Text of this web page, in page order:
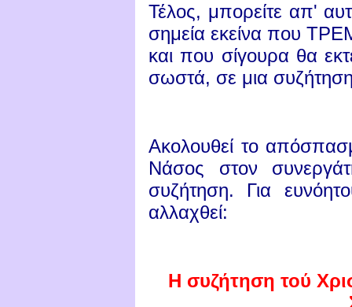
Τέλος, μπορείτε απ'
σημεία εκείνα που
και που σίγουρα θα
σωστά, σε μια
Ακολουθεί το
Νάσος στον
συζήτηση. Για
αλλαχθεί:
Η συζήτηση τού